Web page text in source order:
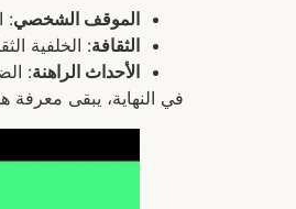
الموقف الشخصي:
الثقافة: الخلفية
الأحداث الراهنة:
في النهاية، يبقى معرفة